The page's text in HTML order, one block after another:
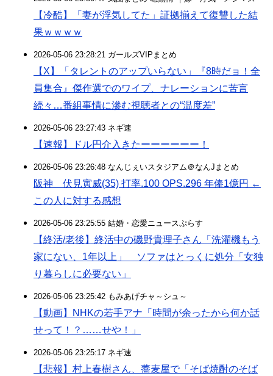
【冷酷】「妻が浮気してた」証拠揃えて復讐した結
果ｗｗｗｗ
2026-05-06 23:28:21 ガールズVIPまとめ
【X】「タレントのアップいらない」『8時だョ！全
員集合』傑作選でのワイプ、ナレーションに苦言
続々…番組事情に滲む視聴者との“温度差”
2026-05-06 23:27:43 ネギ速
【速報】ドル円介入きたーーーーーー！
2026-05-06 23:26:48 なんじぇいスタジアム＠なんJまとめ
阪神 伏見寅威(35) 打率.100 OPS.296 年俸1億円 ←
この人に対する感想
2026-05-06 23:25:55 結婚・恋愛ニュースぷらす
【終活/老後】終活中の磯野貴理子さん「洗濯機もう
家にない、1年以上」 ソファはとっくに処分「女独
り暮らしに必要ない」
2026-05-06 23:25:42 もみあげチャ～シュ～
【動画】NHKの若手アナ「時間が余ったから何か話
せって！？……せや！」
2026-05-06 23:25:17 ネギ速
【悲報】村上春樹さん、蕎麦屋で「そば焼酎のそば